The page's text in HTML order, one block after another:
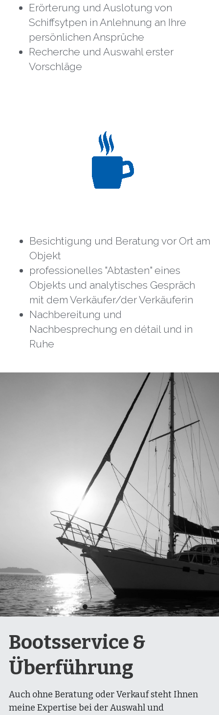
Erörterung und Auslotung von
Schiffsytpen in Anlehnung an Ihre
persönlichen Ansprüche
Recherche und Auswahl erster
Vorschläge
Besichtigung und Beratung vor Ort am
Objekt
professionelles "Abtasten" eines
Objekts und analytisches Gespräch
mit dem Verkäufer/der Verkäuferin
Nachbereitung und
Nachbesprechung en détail und in
Ruhe
Bootsservice &
Überführung
Auch ohne Beratung oder Verkauf steht Ihnen
meine Expertise bei der Auswahl und